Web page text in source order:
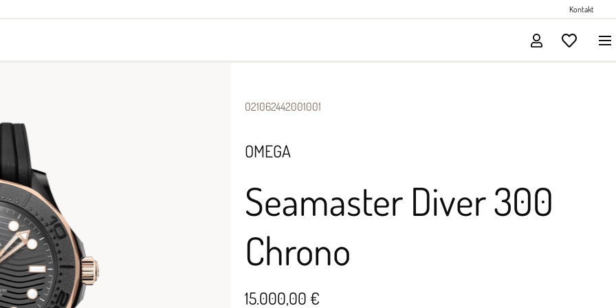
Kontakt
O21062442001001
OMEGA
Seamaster Diver 300
Chrono
15.000,00 €